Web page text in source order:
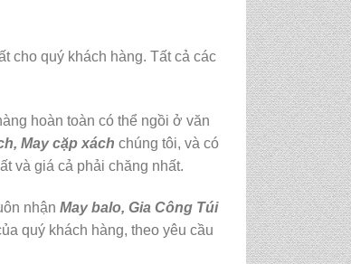
cho quý khách hàng. Tất cả các
hoàn toàn có thể ngồi ở văn
, May cặp xách chúng tôi, và có
và giá cả phải chăng nhất.
nhận May balo, Gia Công Túi
quý khách hàng, theo yêu cầu